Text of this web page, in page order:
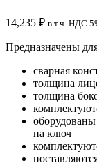
14,235 ₽ в т.ч. НДС
Предназначены
сварная
толщина
толщина
на ключ